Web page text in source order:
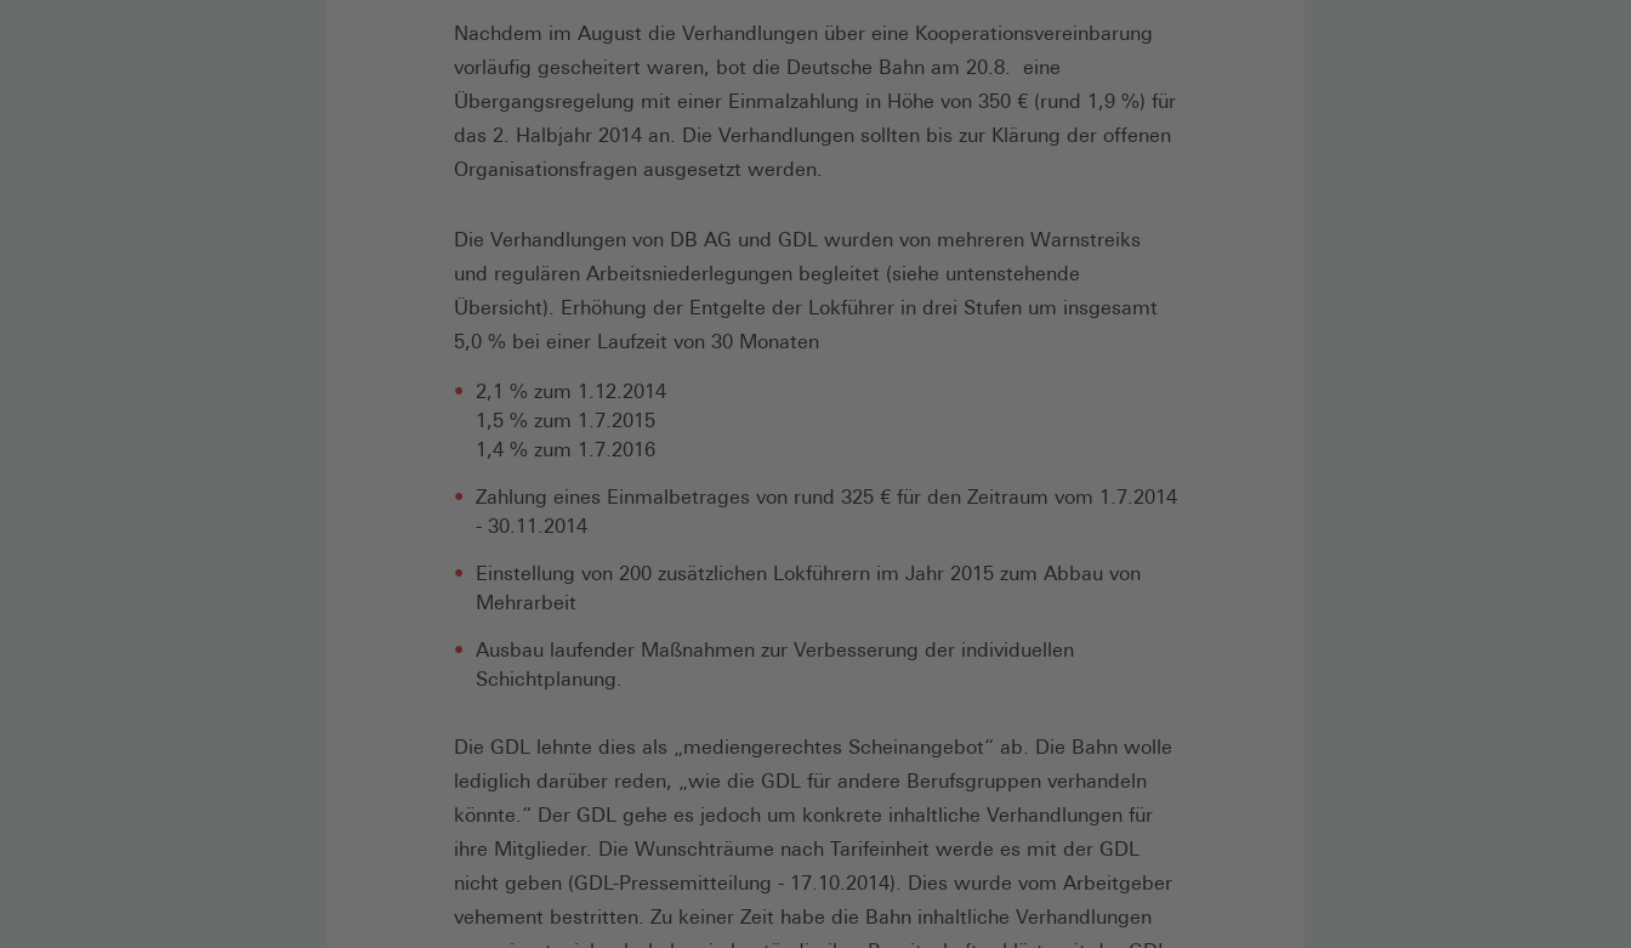
Nachdem im August die Verhandlungen über eine Kooperationsvereinbarung
vorläufig gescheitert waren, bot die Deutsche Bahn am 20.8. eine
Übergangsregelung mit einer Einmalzahlung in Höhe von 350 € (rund 1,9 %) für
das 2. Halbjahr 2014 an. Die Verhandlungen sollten bis zur Klärung der offenen
Organisationsfragen ausgesetzt werden.
Die Verhandlungen von DB AG und GDL wurden von mehreren Warnstreiks
und regulären Arbeitsniederlegungen begleitet (siehe untenstehende
Übersicht). Erhöhung der Entgelte der Lokführer in drei Stufen um insgesamt
5,0 % bei einer Laufzeit von 30 Monaten
2,1 % zum 1.12.2014
1,5 % zum 1.7.2015
1,4 % zum 1.7.2016
Zahlung eines Einmalbetrages von rund 325 € für den Zeitraum vom 1.7.2014
- 30.11.2014
Einstellung von 200 zusätzlichen Lokführern im Jahr 2015 zum Abbau von
Mehrarbeit
Ausbau laufender Maßnahmen zur Verbesserung der individuellen
Schichtplanung.
Die GDL lehnte dies als „mediengerechtes Scheinangebot“ ab. Die Bahn wolle
lediglich darüber reden, „wie die GDL für andere Berufsgruppen verhandeln
könnte.“ Der GDL gehe es jedoch um konkrete inhaltliche Verhandlungen für
ihre Mitglieder. Die Wunschträume nach Tarifeinheit werde es mit der GDL
nicht geben (GDL-Pressemitteilung - 17.10.2014). Dies wurde vom Arbeitgeber
vehement bestritten. Zu keiner Zeit habe die Bahn inhaltliche Verhandlungen